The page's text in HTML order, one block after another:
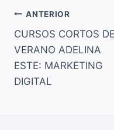
b
o
o
k
A
p
p
Navegación
de
entradas
ANTERIOR
CURSOS CORTOS DE
VERANO ADELINA
ESTE: MARKETING
DIGITAL